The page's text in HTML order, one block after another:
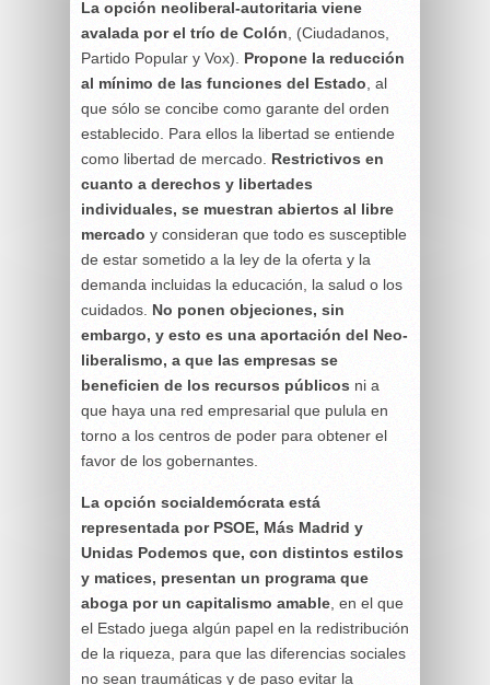
La opción neoliberal-autoritaria viene
avalada por el trío de Colón , (Ciudadanos,
Partido Popular y Vox). Propone la reducción
al mínimo de las funciones del Estado , al
que sólo se concibe como garante del orden
establecido. Para ellos la libertad se entiende
como libertad de mercado. Restrictivos en
cuanto a derechos y libertades
individuales, se muestran abiertos al libre
mercado y consideran que todo es susceptible
de estar sometido a la ley de la oferta y la
demanda incluidas la educación, la salud o los
cuidados. No ponen objeciones, sin
embargo, y esto es una aportación del Neo-
liberalismo, a que las empresas se
beneficien de los recursos públicos ni a
que haya una red empresarial que pulula en
torno a los centros de poder para obtener el
favor de los gobernantes.
La opción socialdemócrata está
representada por PSOE, Más Madrid y
Unidas Podemos que, con distintos estilos
y matices, presentan un programa que
aboga por un capitalismo amable , en el que
el Estado juega algún papel en la redistribución
de la riqueza, para que las diferencias sociales
no sean traumáticas y de paso evitar la